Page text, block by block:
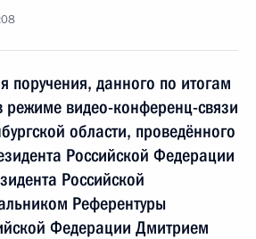
поручения, данного по итогам
режиме видео-конференц-связи
области, проведённого
Российской Федерации
Российской
Референтуры
Федерации Дмитрием